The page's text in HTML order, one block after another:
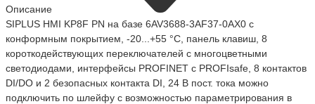
Описание
SIPLUS HMI KP8F PN на базе 6AV3688-3AF37-0AX0 с
конформным покрытием, -20...+55 °C, панель клавиш, 8
короткодействующих переключателей с многоцветными
светодиодами, интерфейсы PROFINET с PROFIsafe, 8 контактов
DI/DO и 2 безопасных контакта DI, 24 В пост. тока можно
подключить по шлейфу с возможностью параметрирования в